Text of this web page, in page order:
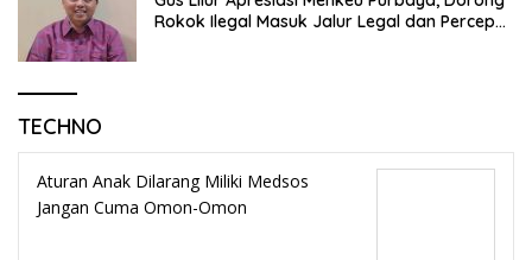
Rokok Ilegal Masuk Jalur Legal dan Percepat
TECHNO
Aturan Anak Dilarang Miliki Medsos
Jangan Cuma Omon-Omon